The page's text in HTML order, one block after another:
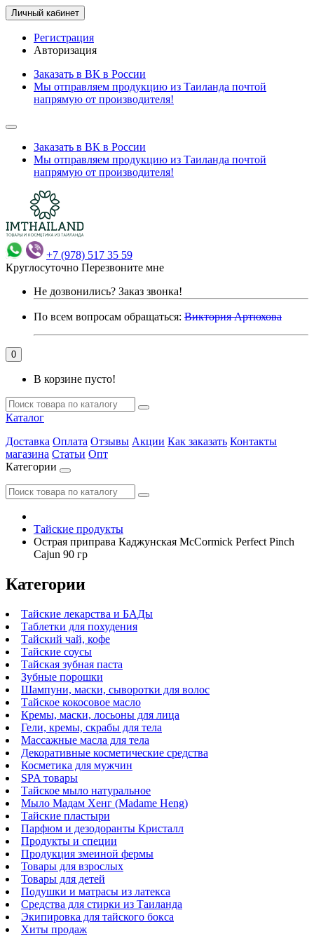
Личный кабинет
Регистрация
Авторизация
Заказать в ВК в России
Мы отправляем продукцию из Таиланда почтой
напрямую от производителя!
Заказать в ВК в России
Мы отправляем продукцию из Таиланда почтой
напрямую от производителя!
+7 (978) 517 35 59
Круглосуточно Перезвоните мне
Не дозвонились? Заказ звонка!
По всем вопросам обращаться: Виктория Артюхова
0
В корзине пусто!
Каталог
Доставка Оплата Отзывы Акции Как заказать Контакты
магазина Статьи Опт
Категории
Тайские продукты
Острая приправа Каджунская McCormick Perfect Pinch
Cajun 90 гр
Категории
Тайские лекарства и БАДы
Таблетки для похудения
Тайский чай, кофе
Тайские соусы
Тайская зубная паста
Зубные порошки
Шампуни, маски, сыворотки для волос
Тайское кокосовое масло
Кремы, маски, лосьоны для лица
Гели, кремы, скрабы для тела
Массажные масла для тела
Декоративные косметические средства
Косметика для мужчин
SPA товары
Тайское мыло натуральное
Мыло Мадам Хенг (Madame Heng)
Тайские пластыри
Парфюм и дезодоранты Кристалл
Продукты и специи
Продукция змеиной фермы
Товары для взрослых
Товары для детей
Подушки и матрасы из латекса
Средства для стирки из Таиланда
Экипировка для тайского бокса
Хиты продаж